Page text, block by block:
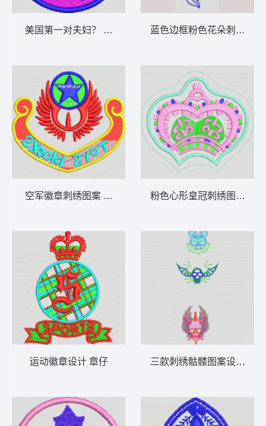
美国第一对夫妇？ 奥巴马
空军徽章刺绣图案 章仔
运动徽章设计 章仔
蓝色边框粉色花朵刺绣图案
粉色心形皇冠刺绣图案 皇
三款刺绣骷髅图案设计 骷髅